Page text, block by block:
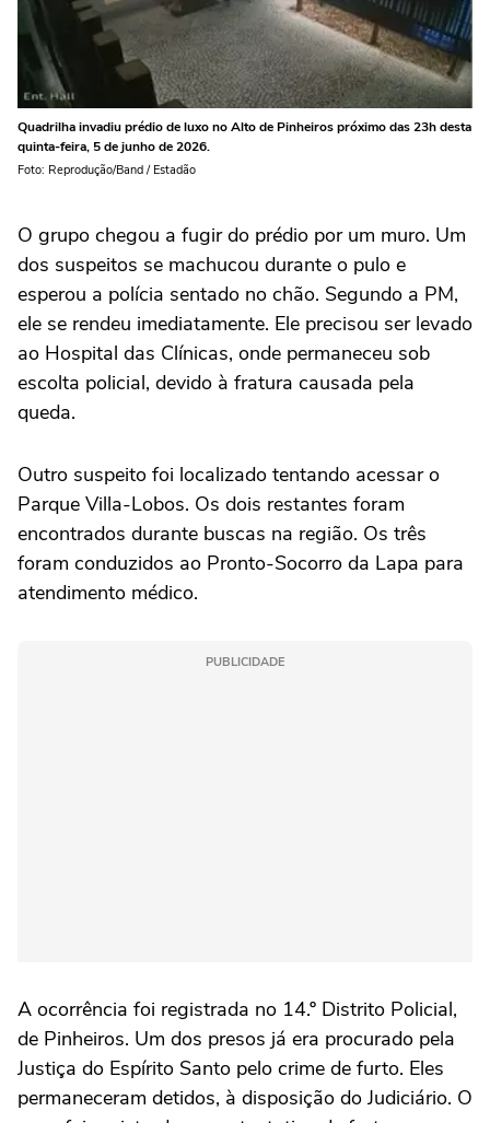
Quadrilha invadiu prédio de luxo no Alto de Pinheiros próximo das 23h desta
quinta-feira, 5 de junho de 2026.
Foto: Reprodução/Band / Estadão
O grupo chegou a fugir do prédio por um muro. Um
dos suspeitos se machucou durante o pulo e
esperou a polícia sentado no chão. Segundo a PM,
ele se rendeu imediatamente. Ele precisou ser levado
ao Hospital das Clínicas, onde permaneceu sob
escolta policial, devido à fratura causada pela
queda.
Outro suspeito foi localizado tentando acessar o
Parque Villa-Lobos. Os dois restantes foram
encontrados durante buscas na região. Os três
foram conduzidos ao Pronto-Socorro da Lapa para
atendimento médico.
PUBLICIDADE
A ocorrência foi registrada no 14.º Distrito Policial,
de Pinheiros. Um dos presos já era procurado pela
Justiça do Espírito Santo pelo crime de furto. Eles
permaneceram detidos, à disposição do Judiciário. O